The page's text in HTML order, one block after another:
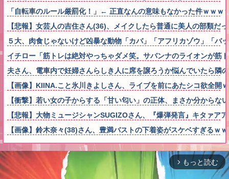
「自転車のルール厳罰化！」← 正直なんの意味もなかった件ｗｗｗ
【悲報】女芸人の吉住さん(36)、メイクしたら普通に美人の部類だ
５大、肉食じゃないけど凶暴な動物「カバ」「アフリカゾウ」「バ
イチロー「筋トレは絶対やっちゃダメ笑。サバンナのライオンが筋
夫さん、電車内で妊婦さんらしき人に席を譲ろうか悩んでいたら
【画像】KIINA.こと氷川きよしさん、ライブを前にあたシコ欲全開
【衝撃】若い女の子からする「甘い匂い」の正体、まさか分から
【悲報】大物ミュージシャンSUGIZOさん、『爆弾発言』キタァア
【画像】鈴木奈々(38)さん、豊満バストの下着姿がスケベすぎるｗ
arrow_forward_ios もっと読む